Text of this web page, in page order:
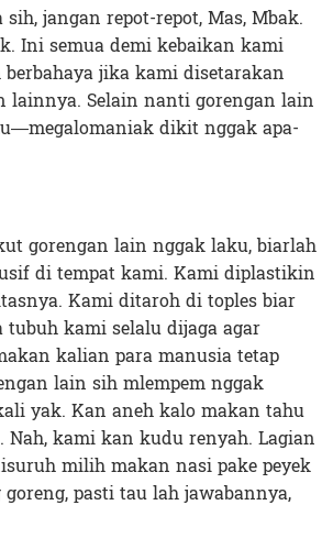
sih, jangan repot-repot, Mas, Mbak.
Ini semua demi kebaikan kami
jika kami disetarakan
lainnya. Selain nanti gorengan lain
dikit nggak apa-
gorengan lain nggak laku, biarlah
di tempat kami. Kami diplastikin
Kami ditaroh di toples biar
tubuh kami selalu dijaga agar
kalian para manusia tetap
lain sih mlempem nggak
yak. Kan aneh kalo makan tahu
Nah, kami kan kudu renyah. Lagian
milih makan nasi pake peyek
pasti tau lah jawabannya,